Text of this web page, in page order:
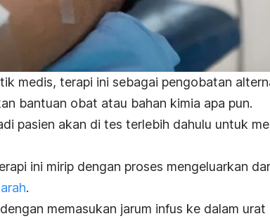
medis, terapi ini sebagai pengobatan
bantuan obat atau bahan kimia apa pun.
pasien akan di tes terlebih dahulu untuk
ini mirip dengan proses mengeluarkan
.
memasukan jarum infus ke dalam urat